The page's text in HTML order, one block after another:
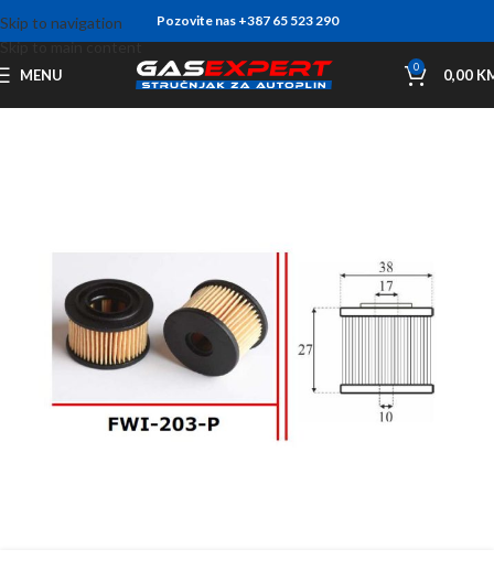
Skip to navigation
Skip to main content
Pozovite nas +387 65 523 290
MENU 0 0,00